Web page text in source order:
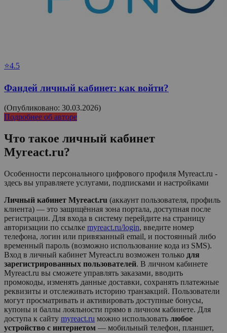
⭐4.5
Фандей личный кабинет: как войти?
(Опубликовано: 30.03.2026)
Подробнее об авторе
Что такое личный кабинет
Myreact.ru?
Особенности персонального цифрового профиля Myreact.ru -
здесь вы управляете услугами, подписками и настройками
Личный кабинет Myreact.ru (аккаунт пользователя, профиль
клиента) — это защищённая зона портала, доступная после
регистрации. Для входа в систему перейдите на страницу
авторизации по ссылке myreact.ru/login, введите номер
телефона, логин или привязанный email, и постоянный либо
временный пароль (возможно использование кода из SMS).
Вход в личный кабинет Myreact.ru возможен только для
зарегистрированных пользователей. В личном кабинете
Myreact.ru вы сможете управлять заказами, вводить
промокоды, изменять данные доставки, сохранять платежные
реквизиты и отслеживать историю транзакций. Пользователи
могут просматривать и активировать доступные бонусы,
купоны и баллы лояльности прямо в личном кабинете. Для
доступа к сайту myreact.ru можно использовать любое
устройство с интернетом — мобильный телефон, планшет,